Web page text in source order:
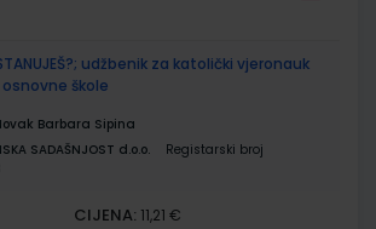
STANUJEŠ?; udžbenik za katolički vjeronauk
škole
Barbara Sipina
SADAŠNJOST d.o.o.
Registarski broj
CIJENA: 11,21 €